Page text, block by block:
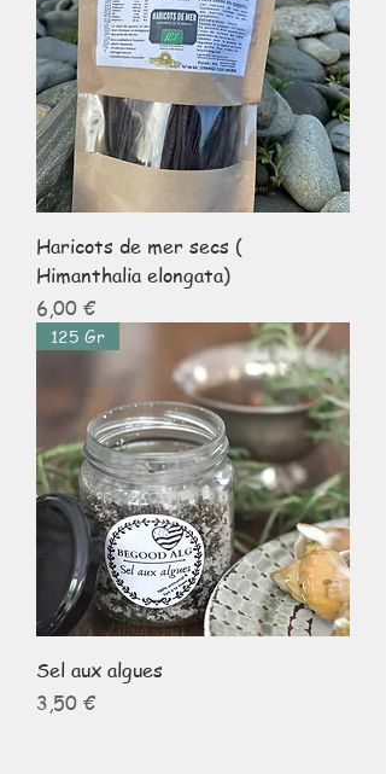
Haricots de mer secs (
Himanthalia elongata)
Prix
6,00 €
125 Gr
Sel aux algues
Prix
3,50 €